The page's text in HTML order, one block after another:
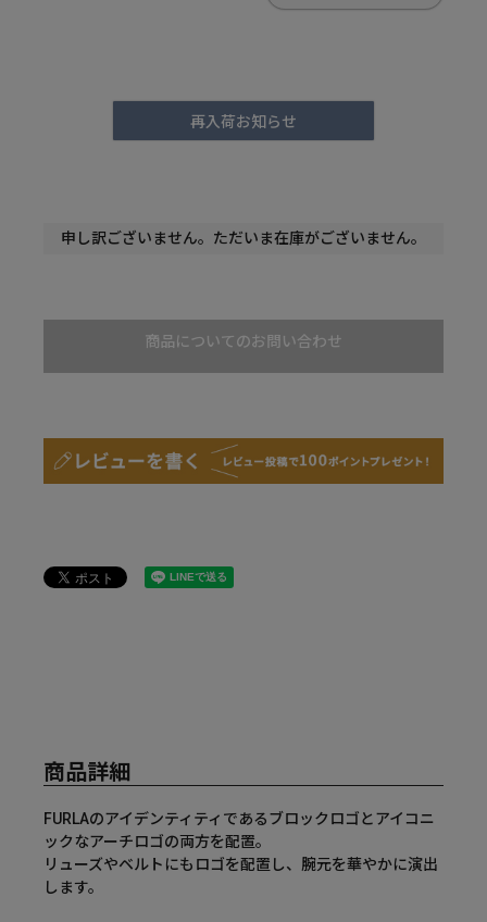
再入荷お知らせ
申し訳ございません。ただいま在庫がございません。
商品についてのお問い合わせ
商品詳細
FURLAのアイデンティティであるブロックロゴとアイコニ
ックなアーチロゴの両方を配置。
リューズやベルトにもロゴを配置し、腕元を華やかに演出
します。